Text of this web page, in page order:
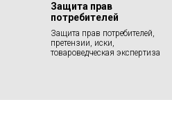
Защита прав
потребителей
Защита прав потребителей,
претензии, иски,
товароведческая экспертиза